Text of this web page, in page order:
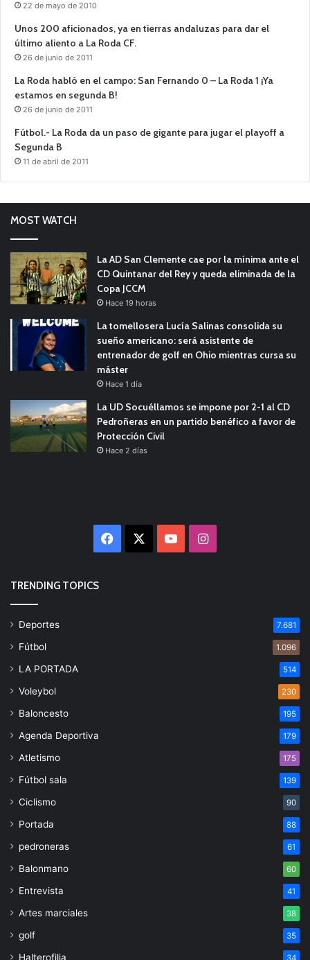
22 de mayo de 2010
Unos 200 aficionados, ya en tierras andaluzas para dar el
último aliento a La Roda CF.
26 de junio de 2011
La Roda habló en el campo: San Fernando 0 – La Roda 1 ¡Ya
estamos en segunda B!
26 de junio de 2011
Fútbol.- La Roda da un paso de gigante para jugar el playoff a
Segunda B
11 de abril de 2011
MOST WATCH
La AD San Clemente cae por la mínima ante el
CD Quintanar del Rey y queda eliminada de la
Copa JCCM
Hace 19 horas
La tomellosera Lucía Salinas consolida su
sueño americano: será asistente de
entrenador de golf en Ohio mientras cursa su
máster
Hace 1 día
La UD Socuéllamos se impone por 2-1 al CD
Pedroñeras en un partido benéfico a favor de
Protección Civil
Hace 2 días
Facebook YouTubeInstagram
TRENDING TOPICS
Deportes 7.681
Fútbol 1.096
LA PORTADA 514
Voleybol 230
Baloncesto 195
Agenda Deportiva 179
Atletismo 175
Fútbol sala 139
Ciclismo 90
Portada 88
pedroneras 61
Balonmano 60
Entrevista 41
Artes marciales 38
golf 35
Halterofilia